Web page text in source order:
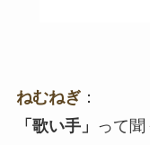
ねむねぎ：
「歌い手」 って